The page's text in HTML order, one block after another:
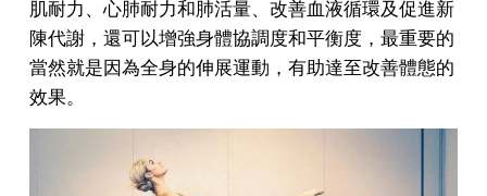
肌耐力、心肺耐力和肺活量、改善血液循環及促進新
陳代謝，還可以增強身體協調度和平衡度，最重要的
當然就是因為全身的伸展運動，有助達至改善體態的
效果。